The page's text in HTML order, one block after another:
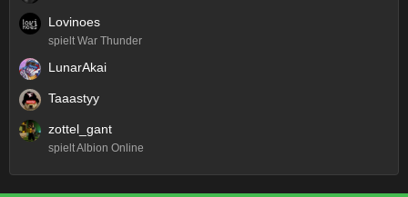
Lovinoes
spielt War Thunder
LunarAkai
Taaastyy
zottel_gant
spielt Albion Online